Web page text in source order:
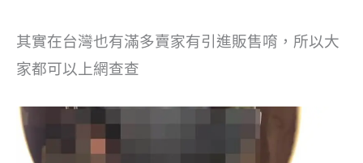
其實在台灣也有滿多賣家有引進販售唷，所以大
家都可以上網查查